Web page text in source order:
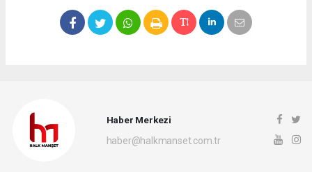
Haber Merkezi
haber@halkmanset.com.tr